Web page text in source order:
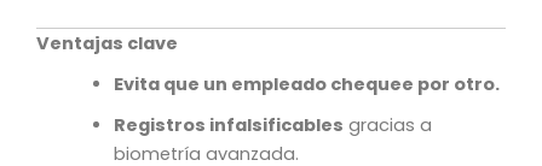
Ventajas clave
Evita que un empleado chequee por otro.
Registros infalsificables gracias a
biometría avanzada.